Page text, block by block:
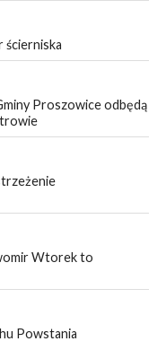
ścierniska
Proszowice odbędą
Wtorek to
Powstania